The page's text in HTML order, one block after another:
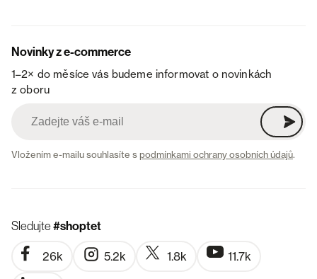
Novinky z e-commerce
1–2× do měsíce vás budeme informovat o novinkách
z oboru
Vložením e-mailu souhlasíte spodmínkami ochrany osobních údajů.
Sledujte#shoptet
26k 5.2k 1.8k 11.7k